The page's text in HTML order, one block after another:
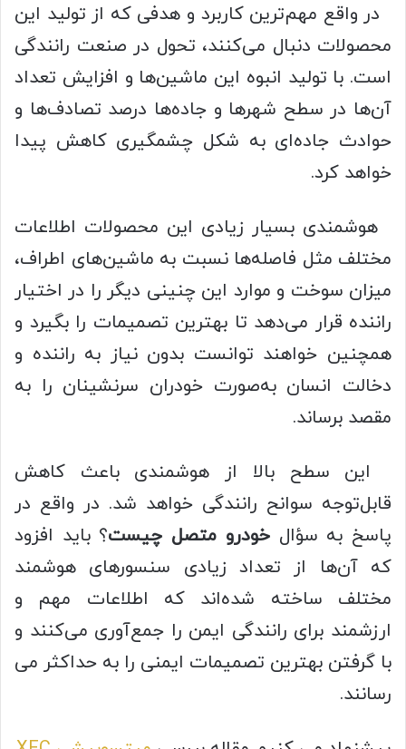
در واقع مهم‌ترین کاربرد و هدفی که از تولید این
محصولات دنبال می‌کنند، تحول در صنعت رانندگی
است. با تولید انبوه این ماشین‌ها و افزایش تعداد
آن‌ها در سطح شهرها و جاده‌ها درصد تصادف‌ها و
حوادث جاده‌ای به شکل چشمگیری کاهش پیدا
خواهد کرد.
هوشمندی بسیار زیادی این محصولات اطلاعات
مختلف مثل فاصله‌ها نسبت به ماشین‌های اطراف،
میزان سوخت و موارد این چنینی دیگر را در اختیار
راننده قرار می‌دهد تا بهترین تصمیمات را بگیرد و
همچنین خواهند توانست بدون نیاز به راننده و
دخالت انسان به‌صورت خودران سرنشینان را به
مقصد برساند.
این سطح بالا از هوشمندی باعث کاهش
قابل‌توجه سوانح رانندگی خواهد شد. در واقع در
پاسخ به سؤالخودرو متصل چیست؟ باید افزود
که آن‌ها از تعداد زیادی سنسورهای هوشمند
مختلف ساخته شده‌اند که اطلاعات مهم و
ارزشمند برای رانندگی ایمن را جمع‌آوری می‌کنند و
با گرفتن بهترین تصمیمات ایمنی را به حداکثر می‌
رسانند.